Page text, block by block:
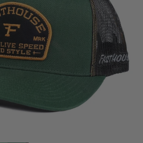
Open
media
1
gallery